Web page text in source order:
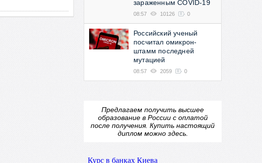
зараженным COVID-19
08:57 10126 0
Российский ученый
посчитал омикрон-
штамм последней
мутацией
08:57 2059 0
Предлагаем получить высшее
образование в России с оплатой
после получения. Купить настоящий
дипломможно здесь.